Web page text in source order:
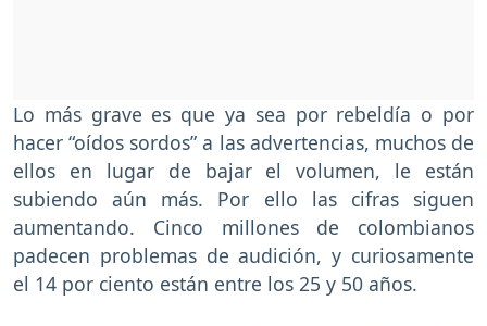
Lo más grave es que ya sea por rebeldía o por
hacer “oídos sordos” a las advertencias, muchos de
ellos en lugar de bajar el volumen, le están
subiendo aún más. Por ello las cifras siguen
aumentando. Cinco millones de colombianos
padecen problemas de audición, y curiosamente
el 14 por ciento están entre los 25 y 50 años.